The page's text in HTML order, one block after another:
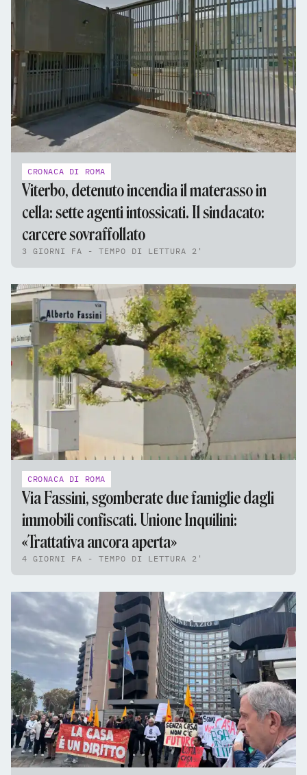
CRONACA DI ROMA
Viterbo, detenuto incendia il materasso in
cella: sette agenti intossicati. Il sindacato:
carcere sovraffollato
3 GIORNI FA - TEMPO DI LETTURA 2'
CRONACA DI ROMA
Via Fassini, sgomberate due famiglie dagli
immobili confiscati. Unione Inquilini:
«Trattativa ancora aperta»
4 GIORNI FA - TEMPO DI LETTURA 2'